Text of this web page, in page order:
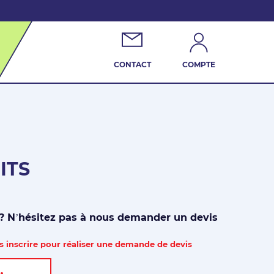
CONTACT COMPTE
N’hésitez pas à nous demander un devis
inscrire pour réaliser une demande de devis